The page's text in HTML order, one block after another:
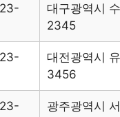
대구광역시
2345
대전광역시
3456
광주광역시